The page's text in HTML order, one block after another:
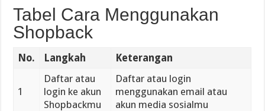
Tabel Cara Menggunakan
Shopback
No. Langkah Keterangan
1
Daftar atau
login ke akun
Shopbackmu
Daftar atau login
menggunakan email atau
akun media sosialmu